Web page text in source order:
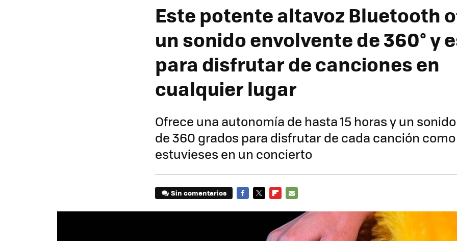
Este potente altavoz Bluetooth
un sonido envolvente de 360° y
para disfrutar de canciones en
cualquier lugar
Ofrece una autonomía de hasta 15 horas y un
de 360 grados para disfrutar de cada canción
estuvieses en un concierto
Sin comentarios
MAIL